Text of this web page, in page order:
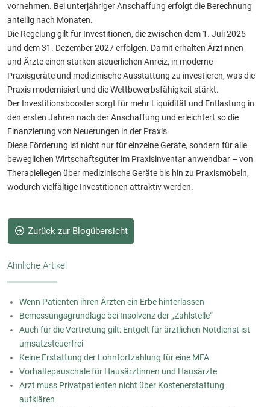
vornehmen. Bei unterjähriger Anschaffung erfolgt die Berechnung
anteilig nach Monaten.
Die Regelung gilt für Investitionen, die zwischen dem 1. Juli 2025
und dem 31. Dezember 2027 erfolgen. Damit erhalten Ärztinnen
und Ärzte einen starken steuerlichen Anreiz, in moderne
Praxisgeräte und medizinische Ausstattung zu investieren, was die
Praxis modernisiert und die Wettbewerbsfähigkeit stärkt.
Der Investitionsbooster sorgt für mehr Liquidität und Entlastung in
den ersten Jahren nach der Anschaffung und erleichtert so die
Finanzierung von Neuerungen in der Praxis.
Diese Förderung ist nicht nur für einzelne Geräte, sondern für alle
beweglichen Wirtschaftsgüter im Praxisinventar anwendbar – von
Therapieliegen über medizinische Geräte bis hin zu Praxismöbeln,
wodurch vielfältige Investitionen attraktiv werden.
Zurück zur Blogübersicht
Ähnliche Artikel
Wenn Patienten ihren Ärzten ein Erbe hinterlassen
Bemessungsgrundlage bei Insolvenz der „Zahlstelle“
Auch für die Vertretung gilt: Entgelt für ärztlichen Notdienst ist
umsatzsteuerfrei
Keine Erstattung der Lohnfortzahlung für eine MFA
Vorhaltepauschale für Hausärztinnen und Hausärzte
Arzt muss Privatpatienten nicht über Kostenerstattung
aufklären